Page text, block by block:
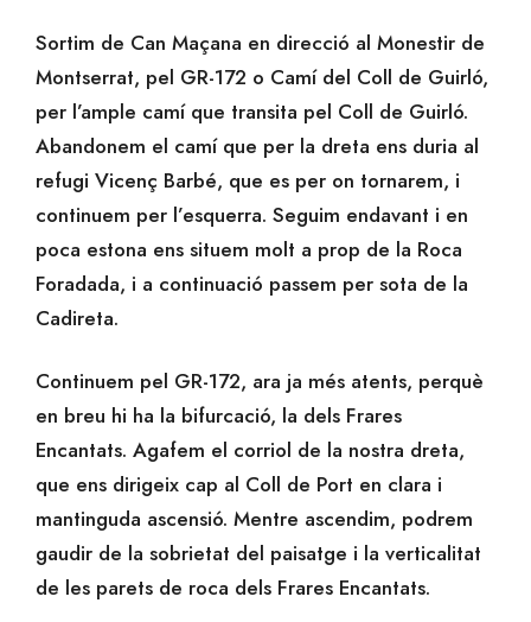
Sortim de Can Maçana en direcció al Monestir de
Montserrat, pel GR-172 o Camí del Coll de Guirló,
per l’ample camí que transita pel Coll de Guirló.
Abandonem el camí que per la dreta ens duria al
refugi Vicenç Barbé, que es per on tornarem, i
continuem per l’esquerra. Seguim endavant i en
poca estona ens situem molt a prop de la Roca
Foradada, i a continuació passem per sota de la
Cadireta.
Continuem pel GR-172, ara ja més atents, perquè
en breu hi ha la bifurcació, la dels Frares
Encantats. Agafem el corriol de la nostra dreta,
que ens dirigeix cap al Coll de Port en clara i
mantinguda ascensió. Mentre ascendim, podrem
gaudir de la sobrietat del paisatge i la verticalitat
de les parets de roca dels Frares Encantats.